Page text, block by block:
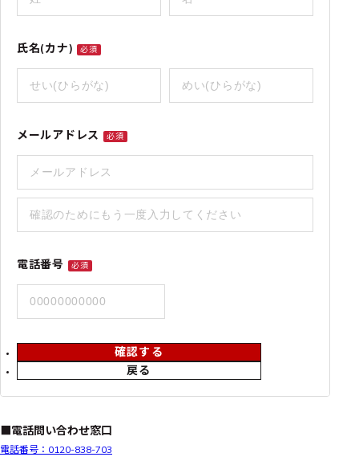
氏名(カナ) 必須
メールアドレス 必須
電話番号 必須
戻る
確認する
■電話問い合わせ窓口
電話番号：0120-838-703